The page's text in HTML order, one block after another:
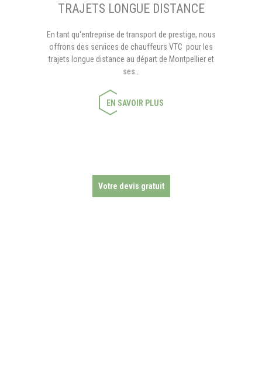
TRAJETS LONGUE DISTANCE
En tant qu'entreprise de transport de prestige, nous
offrons des services de chauffeurs VTC pour les
trajets longue distance au départ de Montpellier et
ses…
EN SAVOIR PLUS
Votre devis gratuit